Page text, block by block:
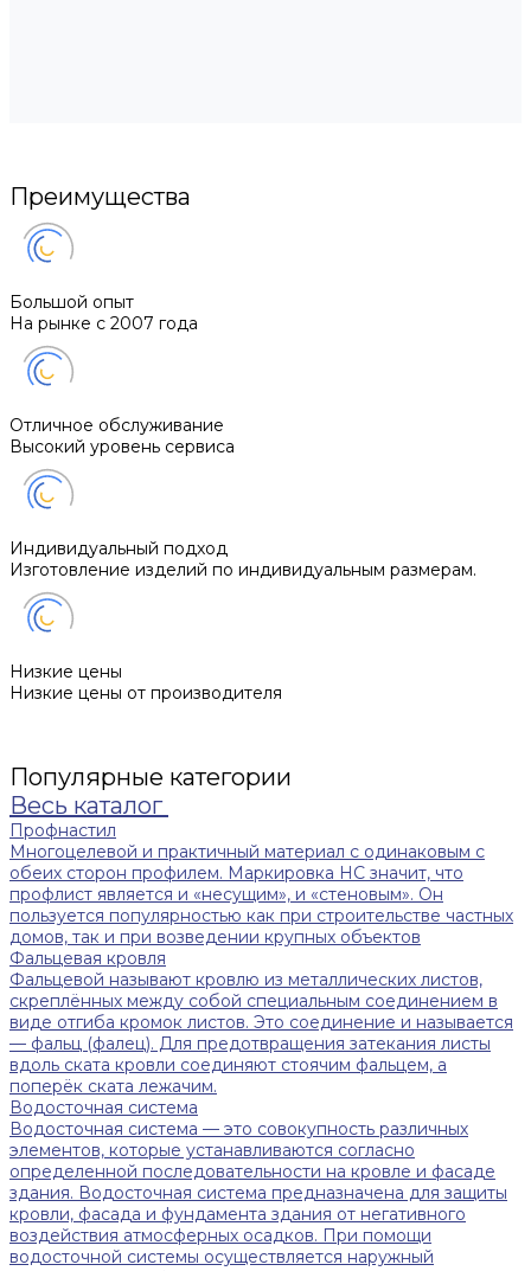
Преимущества
Большой опыт
На рынке с 2007 года
Отличное обслуживание
Высокий уровень сервиса
Индивидуальный подход
Изготовление изделий по индивидуальным размерам.
Низкие цены
Низкие цены от производителя
Популярные категории
Весь каталог
Профнастил
Многоцелевой и практичный материал с одинаковым с
обеих сторон профилем. Маркировка НС значит, что
профлист является и «несущим», и «стеновым». Он
пользуется популярностью как при строительстве частных
домов, так и при возведении крупных объектов
Фальцевая кровля
Фальцевой называют кровлю из металлических листов,
скреплённых между собой специальным соединением в
виде отгиба кромок листов. Это соединение и называется
— фальц (фалец). Для предотвращения затекания листы
вдоль ската кровли соединяют стоячим фальцем, а
поперёк ската лежачим.
Водосточная система
Водосточная система — это совокупность различных
элементов, которые устанавливаются согласно
определенной последовательности на кровле и фасаде
здания. Водосточная система предназначена для защиты
кровли, фасада и фундамента здания от негативного
воздействия атмосферных осадков. При помощи
водосточной системы осуществляется наружный